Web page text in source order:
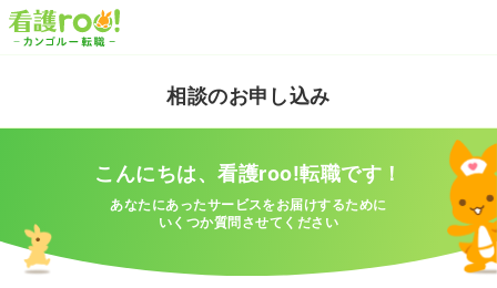
相談のお申し込み
こんにちは、看護roo!転職です！
あなたにあったサービスをお届けするために
いくつか質問させてください